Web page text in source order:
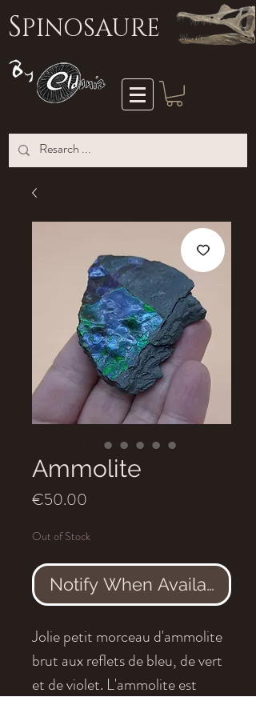
SPINOSAURE
Ammolite
€50.00
Out of Stock
Notify When Available
Jolie petit morceau d'ammolite
brut aux reflets de bleu, de vert
et de violet. L'ammolite est